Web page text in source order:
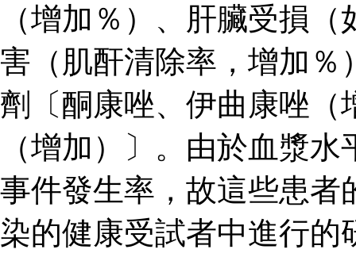
（增加％）、肝臟受損
害（肌酐清除率，增加％
劑〔酮康唑、伊曲康唑（
（增加）〕。由於血漿
事件發生率，故這些患者
染的健康受試者中進行的